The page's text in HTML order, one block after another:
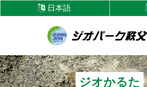
ン
本
文
へ
日本語
ジオパーク
ジオかるた